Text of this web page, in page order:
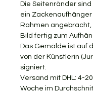
Die Seitenränder
ein Zackenaufhänger
Rahmen angebracht,
Bild fertig zum
Das Gemälde ist auf
von der Künstlerin
signiert.
Versand mit DHL: 4-20
Woche im